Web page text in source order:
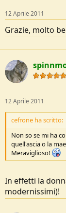
12 Aprile 2011
Grazie, molto
12 Aprile 2011
cefrone ha scritto:
Non so se mi ha
quell'ascia o la
Meraviglioso!
In effetti la
modernissimi)!